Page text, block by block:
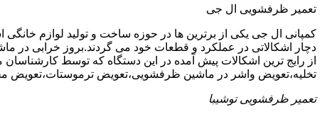
تعمیر ظرفشویی ال جی
کمپانی ال جی یکی از برترین ها در حوزه ساخت و تولید لوازم
دچار اشکالاتی در عملکرد و قطعات خود می گردند.بروز خرابی در
از رایج ترین اشکالات پیش آمده در این دستگاه که توسط
تخلیه،تعویض واشر در ماشین ظرفشویی،تعویض ترموستات،تعویض
تعمیر ظرفشویی توشیبا